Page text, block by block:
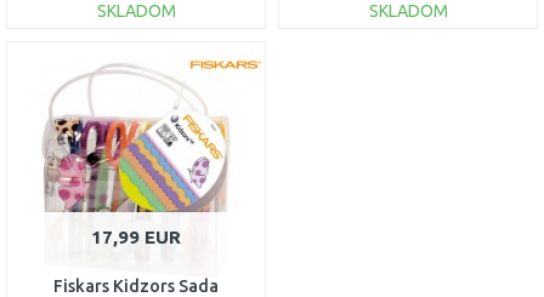
SKLADOM
DO KOŠÍKA
Porovnať
SKLADOM
17,99 EUR
Fiskars Kidzors Sada